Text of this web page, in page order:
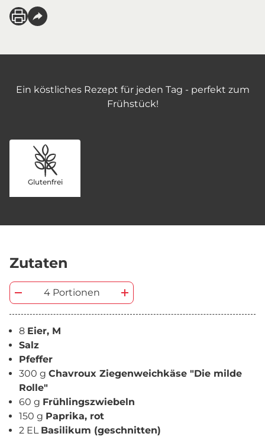
Ein köstliches Rezept für jeden Tag - perfekt zum
Frühstück!
Glutenfrei
Zutaten
4 Portionen
8 Eier, M
Salz
Pfeffer
300 g Chavroux Ziegenweichkäse "Die milde
Rolle"
60 g Frühlingszwiebeln
150 g Paprika, rot
2 EL Basilikum (geschnitten)